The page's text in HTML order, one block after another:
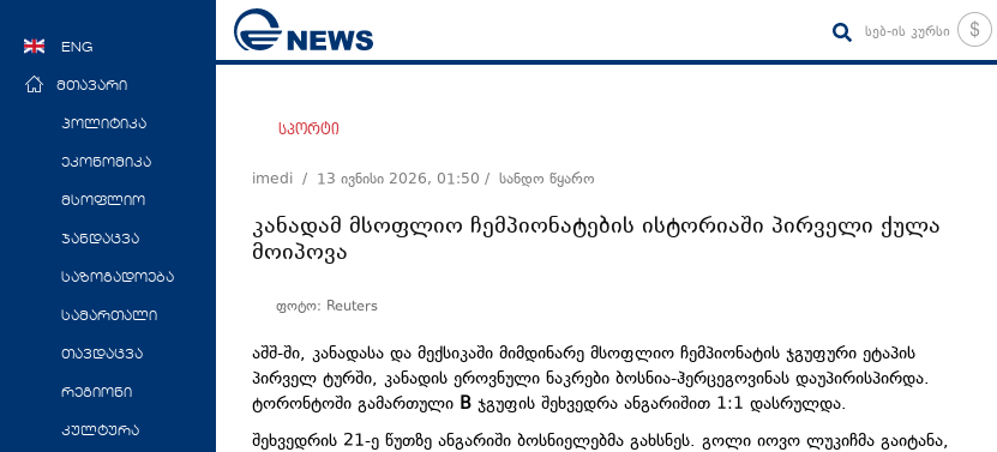
ENG
მთავარი
პოლიტიკა
ეკონომიკა
მსოფლიო
ჯანდაცვა
საზოგადოება
სამართალი
თავდაცვა
რეგიონი
კულტურა
სებ-ის კურსი
სპორტი
imedi / 13 ივნისი 2026, 01:50 / სანდო წყარო
კანადამ მსოფლიო ჩემპიონატების ისტორიაში პირველი ქულა
მოიპოვა
ფოტო: Reuters
აშშ-ში, კანადასა და მექსიკაში მიმდინარე მსოფლიო ჩემპიონატის ჯგუფური ეტაპის
პირველ ტურში, კანადის ეროვნული ნაკრები ბოსნია-ჰერცეგოვინას დაუპირისპირდა.
ტორონტოში გამართული B ჯგუფის შეხვედრა ანგარიშით 1:1 დასრულდა.
შეხვედრის 21-ე წუთზე ანგარიში ბოსნიელებმა გახსნეს. გოლი იოვო ლუკიჩმა გაიტანა,